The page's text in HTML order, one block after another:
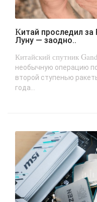
Китай проследил за Falcon 9 до самого удара о
Луну — заодно..
Китайский спутник
необычную операцию
второй ступенью
года...